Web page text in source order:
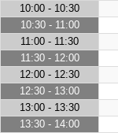
10:00 - 10:30
10:30 - 11:00
11:00 - 11:30
11:30 - 12:00
12:00 - 12:30
12:30 - 13:00
13:00 - 13:30
13:30 - 14:00